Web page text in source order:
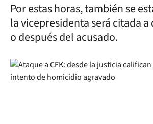
Por estas horas, también se
la vicepresidenta será citada
o después del acusado.